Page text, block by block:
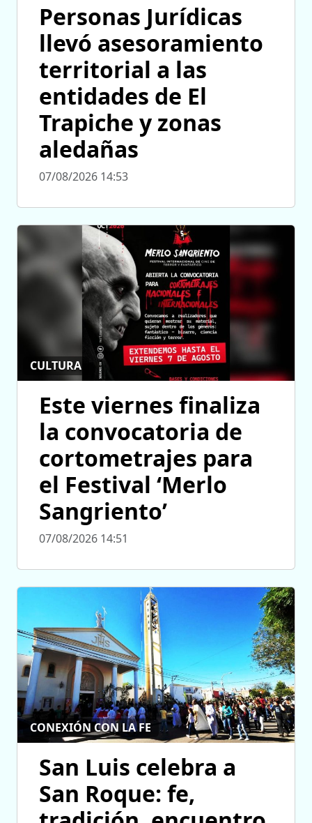
Personas Jurídicas
llevó asesoramiento
territorial a las
entidades de El
Trapiche y zonas
aledañas
07/08/2026 14:53
CULTURA
Este viernes finaliza
la convocatoria de
cortometrajes para
el Festival ‘Merlo
Sangriento’
07/08/2026 14:51
CONEXIÓN CON LA FE
San Luis celebra a
San Roque: fe,